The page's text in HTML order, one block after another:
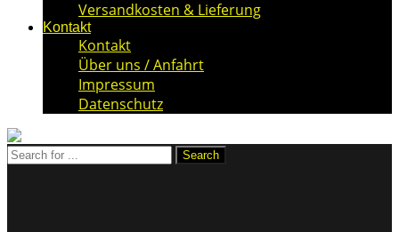
Versandkosten & Lieferung
Kontakt
Kontakt
Über uns / Anfahrt
Impressum
Datenschutz